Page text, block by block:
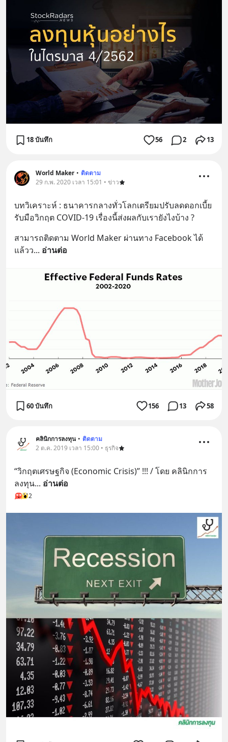
18 บันทึก 56 2 13
World Maker • ติดตาม
29 ก.พ. 2020 เวลา 15:01 • ข่าว
บทวิเคราะห์ : ธนาคารกลางทั่วโลกเตรียมปรับลดดอกเบี้ย
รับมือวิกฤต COVID-19 เรื่องนี้ส่งผลกับเรายังไงบ้าง ?
สามารถติดตาม World Maker ผ่านทาง Facebook ได้
แล้วว... อ่านต่อ
60 บันทึก 156 13 58
คลินิกการลงทุน • ติดตาม
2 ต.ค. 2019 เวลา 15:00 • ธุรกิจ
“วิกฤตเศรษฐกิจ (Economic Crisis)” !!! / โดย คลินิกการ
ลงทุน... อ่านต่อ
2